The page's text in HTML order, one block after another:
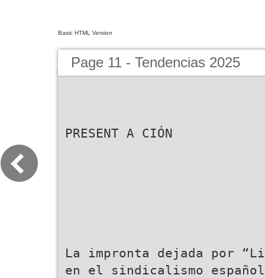
Basic HTML Version
Page 11 - Tendencias 2025
PRESENT A CIÓN
La impronta dejada por
en el sindicalismo